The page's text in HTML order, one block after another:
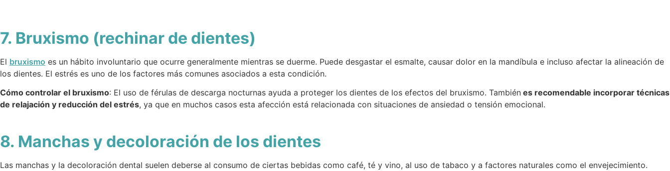
7. Bruxismo (rechinar de dientes)
El bruxismo es un hábito involuntario que ocurre generalmente mientras se duerme. Puede desgastar el esmalte, causar dolor en la mandíbula e incluso afectar la alineación de
los dientes. El estrés es uno de los factores más comunes asociados a esta condición.
Cómo controlar el bruxismo: El uso de férulas de descarga nocturnas ayuda a proteger los dientes de los efectos del bruxismo. También es recomendable incorporar técnicas
de relajación y reducción del estrés, ya que en muchos casos esta afección está relacionada con situaciones de ansiedad o tensión emocional.
8. Manchas y decoloración de los dientes
Las manchas y la decoloración dental suelen deberse al consumo de ciertas bebidas como café, té y vino, al uso de tabaco y a factores naturales como el envejecimiento.